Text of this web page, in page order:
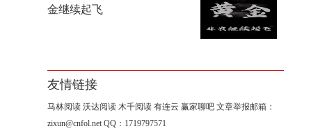
金继续起飞
友情链接
马林阅读 沃达阅读 木千阅读 有连云 赢家聊吧 文章举报邮箱：
zixun@cnfol.net QQ：1719797571